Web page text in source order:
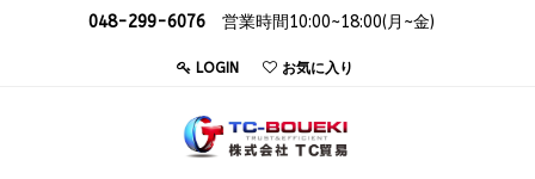
048-299-6076 営業時間10:00~18:00(月~金)
LOGIN お気に入り